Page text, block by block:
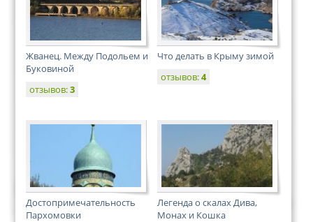
Жванец. Между Подольем и
Буковиной
отзывов:3
Что делать в Крыму зимой
отзывов:4
Достопримечательность
Пархомовки
Легенда о скалах Дива,
Монах и Кошка